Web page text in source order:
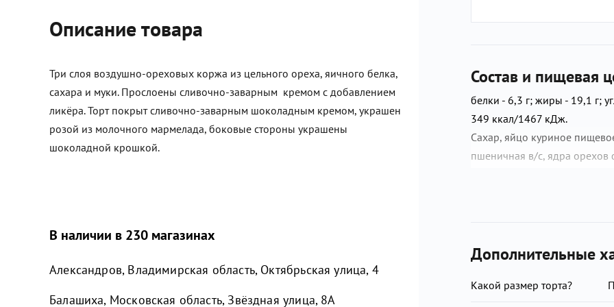
Описание товара
Три слоя воздушно-ореховых коржа из цельного ореха, яичного белка,
сахара и муки. Прослоены сливочно-заварным кремом с добавлением
ликёра. Торт покрыт сливочно-заварным шоколадным кремом, украшен
розой из молочного мармелада, боковые стороны украшены
шоколадной крошкой.
В наличии в 230 магазинах
Александров, Владимирская область, Октябрьская улица, 4
Балашиха, Московская область, Звёздная улица, 8А
Состав и пищевая
белки - 6,3 г; жиры - 19,1 г;
349 ккал/1467 кДж.
Сахар, яйцо куриное
пшеничная в/с, ядра орехов
нормализованное, сахар
ректификованный из
пажитника; ароматизаторы),
ферментированная,
Дополнительные
Какой размер торта?